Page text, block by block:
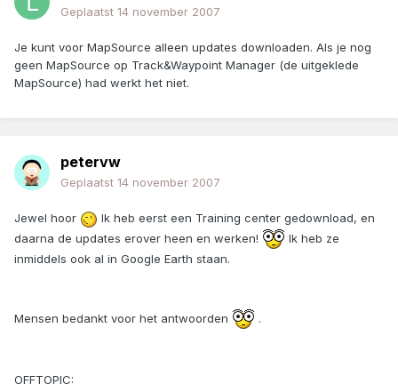
Geplaatst 14 november 2007
Je kunt voor MapSource alleen updates downloaden. Als je nog
geen MapSource op Track&Waypoint Manager (de uitgeklede
MapSource) had werkt het niet.
petervw
Geplaatst 14 november 2007
Jewel hoor
Ik heb eerst een Training center gedownload, en
daarna de updates erover heen en werken!
Ik heb ze
inmiddels ook al in Google Earth staan.
Mensen bedankt voor het antwoorden .
OFFTOPIC: